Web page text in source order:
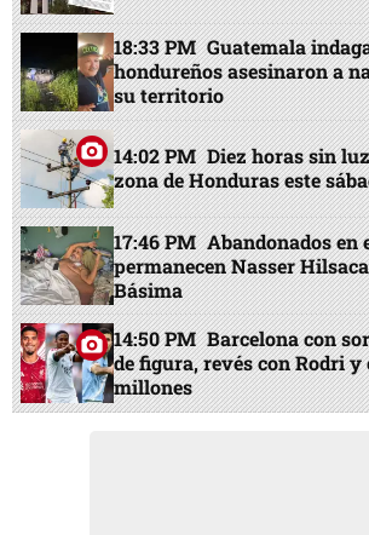
18:33 PM Guatemala
hondureños asesinaron a
su territorio
14:02 PM Diez horas sin
zona de Honduras este
17:46 PM Abandonados en
permanecen Nasser
Básima
14:50 PM Barcelona con
de figura, revés con Rodri y
millones